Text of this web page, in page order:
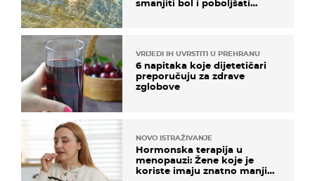
smanjiti bol i poboljšati
VRIJEDI IH UVRSTITI U PREHRANU
6 napitaka koje dijetetičari
preporučuju za zdrave
zglobove
NOVO ISTRAŽIVANJE
Hormonska terapija u
menopauzi: Žene koje je
koriste imaju znatno manji